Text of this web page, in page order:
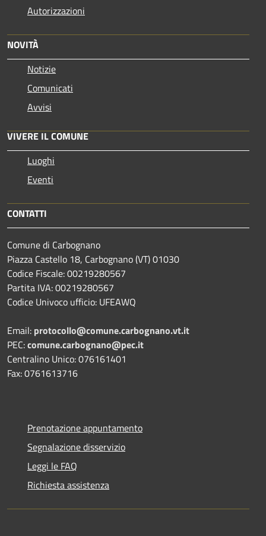
Autorizzazioni
NOVITÀ
Notizie
Comunicati
Avvisi
VIVERE IL COMUNE
Luoghi
Eventi
CONTATTI
Comune di Carbognano
Piazza Castello 18, Carbognano (VT) 01030
Codice Fiscale: 00219280567
Partita IVA: 00219280567
Codice Univoco ufficio: UFEAWQ
Email: protocollo@comune.carbognano.vt.it
PEC:comune.carbognano@pec.it
Centralino Unico: 076161401
Fax: 0761613716
Prenotazione appuntamento
Segnalazione disservizio
Leggi le FAQ
Richiesta assistenza